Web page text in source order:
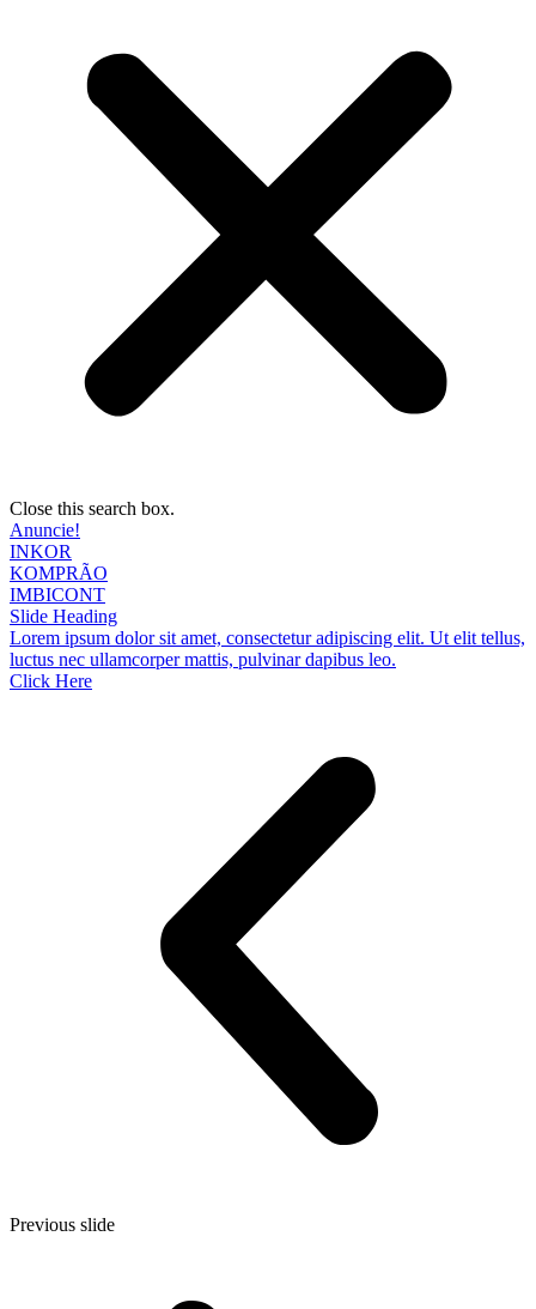
Close this search box.
Anuncie!
INKOR
KOMPRÃO
IMBICONT
Slide Heading
Lorem ipsum dolor sit amet, consectetur adipiscing elit. Ut elit tellus,
luctus nec ullamcorper mattis, pulvinar dapibus leo.
Click Here
Previous slide